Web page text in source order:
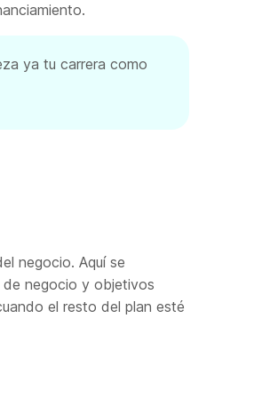
ya tu carrera como
negocio. Aquí se
negocio y objetivos
el resto del plan esté